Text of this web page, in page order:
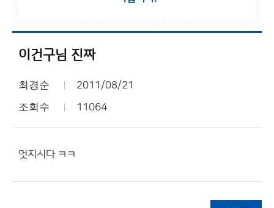
이건구님 진짜
최경순 2011/08/21
조회수 11064
멋지시다 ㅋㅋ